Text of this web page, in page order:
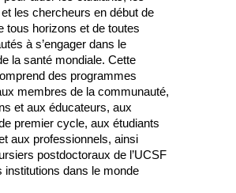
les chercheurs en début de
tous horizons et de toutes
à s’engager dans le
la santé mondiale. Cette
des programmes
membres de la communauté,
et aux éducateurs, aux
premier cycle, aux étudiants
aux professionnels, ainsi
postdoctoraux de l’UCSF
institutions dans le monde